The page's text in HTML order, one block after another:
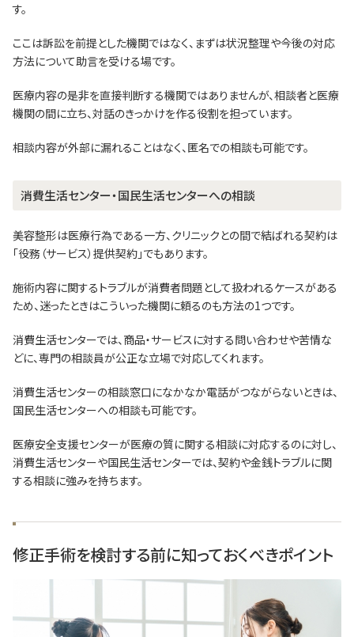
す。
ここは訴訟を前提とした機関ではなく、まずは状況整理や今後の対応
方法について助言を受ける場です。
医療内容の是非を直接判断する機関ではありませんが、相談者と医療
機関の間に立ち、対話のきっかけを作る役割を担っています。
相談内容が外部に漏れることはなく、匿名での相談も可能です。
消費生活センター・国民生活センターへの相談
美容整形は医療行為である一方、クリニックとの間で結ばれる契約は
「役務（サービス）提供契約」でもあります。
施術内容に関するトラブルが消費者問題として扱われるケースがある
ため、迷ったときはこういった機関に頼るのも方法の1つです。
消費生活センターでは、商品・サービスに対する問い合わせや苦情な
どに、専門の相談員が公正な立場で対応してくれます。
消費生活センターの相談窓口になかなか電話がつながらないときは、
国民生活センターへの相談も可能です。
医療安全支援センターが医療の質に関する相談に対応するのに対し、
消費生活センターや国民生活センターでは、契約や金銭トラブルに関
する相談に強みを持ちます。
修正手術を検討する前に知っておくべきポイント